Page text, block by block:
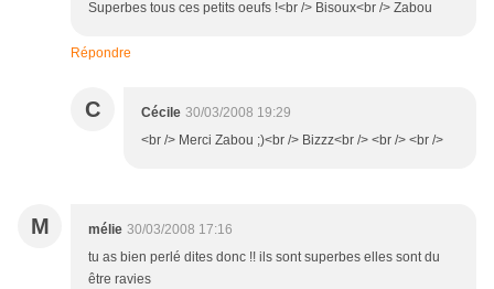
Superbes tous ces petits oeufs !<br /> Bisoux<br /> Zabou
Répondre
C Cécile 30/03/2008 19:29
<br /> Merci Zabou ;)<br /> Bizzz<br /> <br /> <br />
M mélie 30/03/2008 17:16
tu as bien perlé dites donc !! ils sont superbes elles sont du
être ravies